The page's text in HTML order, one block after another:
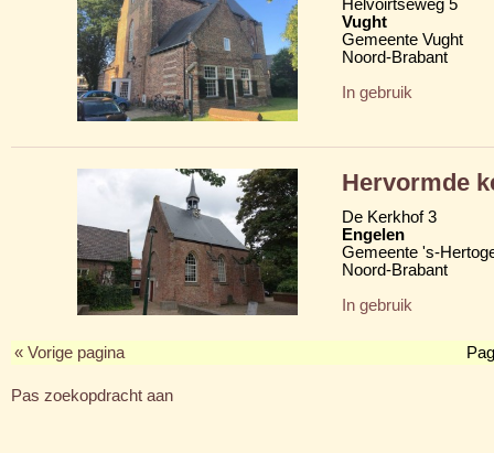
Helvoirtseweg 5
Vught
Gemeente Vught
Noord-Brabant
In gebruik
Hervormde
De Kerkhof 3
Engelen
Gemeente 's-
Noord-Brabant
In gebruik
« Vorige pagina
Pas zoekopdracht aan